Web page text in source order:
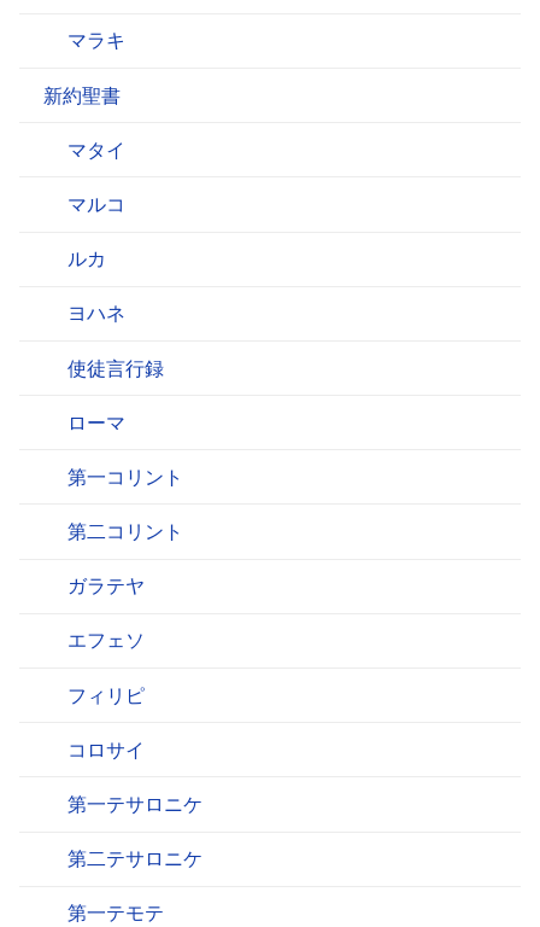
マラキ
新約聖書
マタイ
マルコ
ルカ
ヨハネ
使徒言行録
ローマ
第一コリント
第二コリント
ガラテヤ
エフェソ
フィリピ
コロサイ
第一テサロニケ
第二テサロニケ
第一テモテ